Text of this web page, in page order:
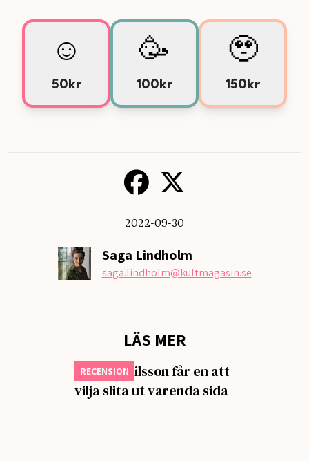
☺️
50kr
🥳
100kr
🥹
150kr
2022-09-30
Saga Lindholm
saga.lindholm@kultmagasin.se
LÄS MER
RECENSION
Isabella Nilsson får en att
vilja slita ut varenda sida